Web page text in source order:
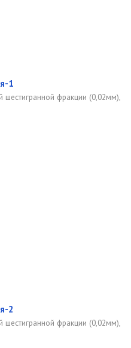
1
шестигранной фракции (0,02мм),
2
шестигранной фракции (0,02мм),